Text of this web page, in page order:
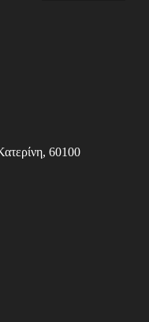
60100